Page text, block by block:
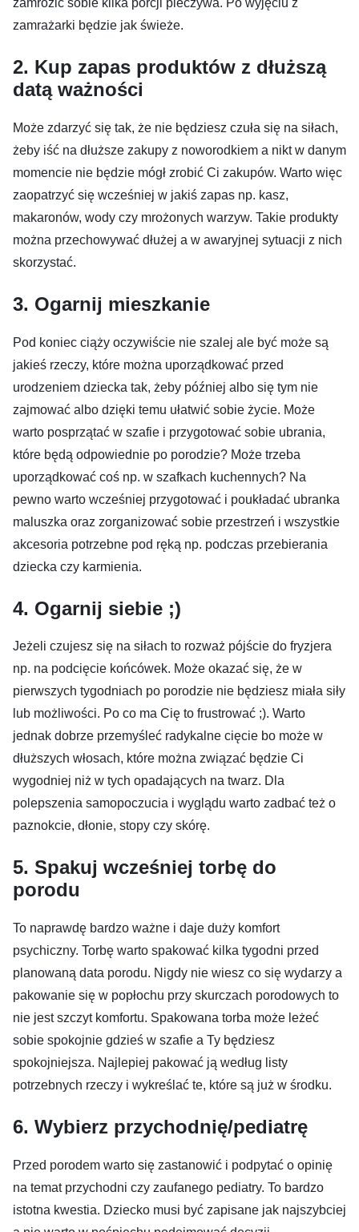
zamrażarki będzie jak świeże.
2. Kup zapas produktów z dłuższą
datą ważności
Może zdarzyć się tak, że nie będziesz czuła się na siłach,
żeby iść na dłuższe zakupy z noworodkiem a nikt w danym
momencie nie będzie mógł zrobić Ci zakupów. Warto więc
zaopatrzyć się wcześniej w jakiś zapas np. kasz,
makaronów, wody czy mrożonych warzyw. Takie produkty
można przechowywać dłużej a w awaryjnej sytuacji z nich
skorzystać.
3. Ogarnij mieszkanie
Pod koniec ciąży oczywiście nie szalej ale być może są
jakieś rzeczy, które można uporządkować przed
urodzeniem dziecka tak, żeby później albo się tym nie
zajmować albo dzięki temu ułatwić sobie życie. Może
warto posprzątać w szafie i przygotować sobie ubrania,
które będą odpowiednie po porodzie? Może trzeba
uporządkować coś np. w szafkach kuchennych? Na
pewno warto wcześniej przygotować i poukładać ubranka
maluszka oraz zorganizować sobie przestrzeń i wszystkie
akcesoria potrzebne pod ręką np. podczas przebierania
dziecka czy karmienia.
4. Ogarnij siebie ;)
Jeżeli czujesz się na siłach to rozważ pójście do fryzjera
np. na podcięcie końcówek. Może okazać się, że w
pierwszych tygodniach po porodzie nie będziesz miała siły
lub możliwości. Po co ma Cię to frustrować ;). Warto
jednak dobrze przemyśleć radykalne cięcie bo może w
dłuższych włosach, które można związać będzie Ci
wygodniej niż w tych opadających na twarz. Dla
polepszenia samopoczucia i wyglądu warto zadbać też o
paznokcie, dłonie, stopy czy skórę.
5. Spakuj wcześniej torbę do
porodu
To naprawdę bardzo ważne i daje duży komfort
psychiczny. Torbę warto spakować kilka tygodni przed
planowaną data porodu. Nigdy nie wiesz co się wydarzy a
pakowanie się w popłochu przy skurczach porodowych to
nie jest szczyt komfortu. Spakowana torba może leżeć
sobie spokojnie gdzieś w szafie a Ty będziesz
spokojniejsza. Najlepiej pakować ją według listy
potrzebnych rzeczy i wykreślać te, które są już w środku.
6. Wybierz przychodnię/pediatrę
Przed porodem warto się zastanowić i podpytać o opinię
na temat przychodni czy zaufanego pediatry. To bardzo
istotna kwestia. Dziecko musi być zapisane jak najszybciej